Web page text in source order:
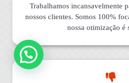
Trabalhamos incansavelmente
nossos clientes. Somos 100%
nossa otimização é